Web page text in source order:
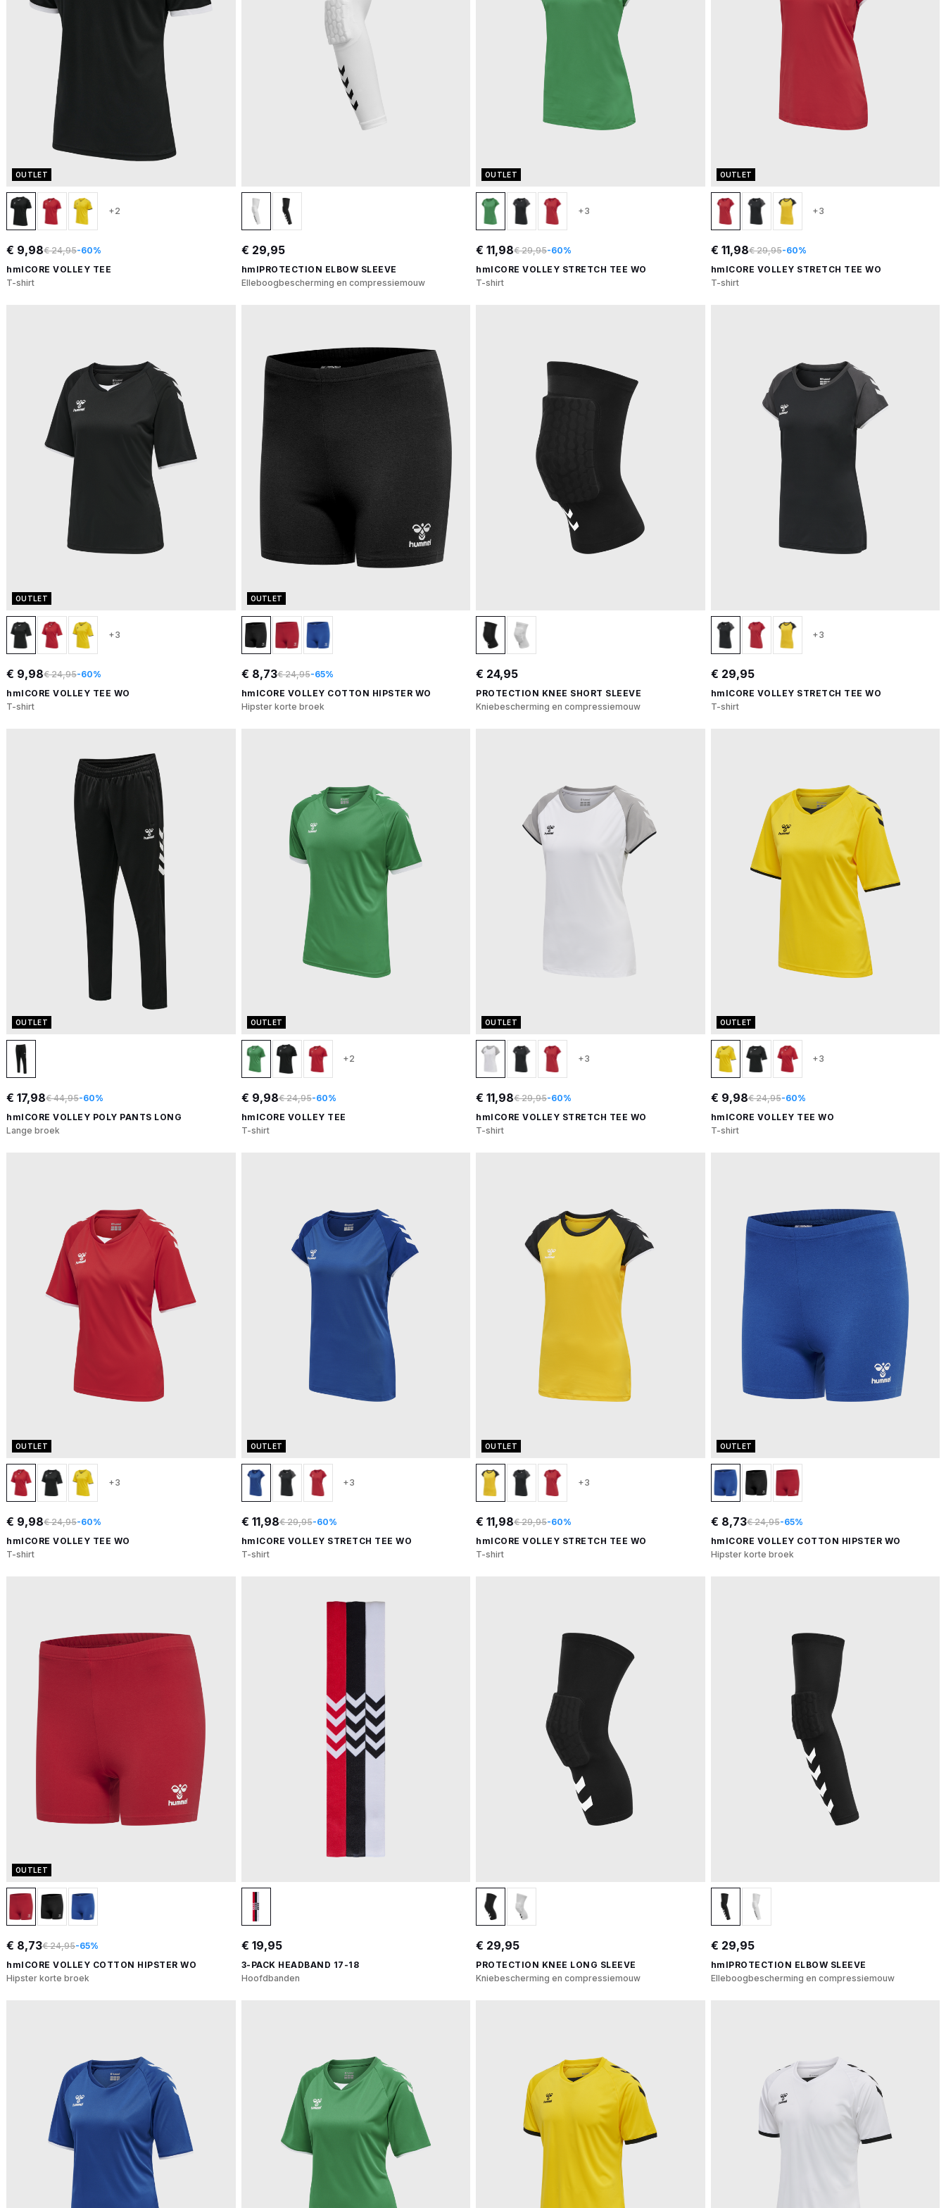
OUTLET
+2
€ 9,98€ 24,95-60%
hmlCORE VOLLEY TEE
T-shirt
€ 29,95
hmlPROTECTION ELBOW SLEEVE
Elleboogbescherming en compressiemouw
OUTLET
+3
€ 11,98€ 29,95-60%
hmlCORE VOLLEY STRETCH TEE WO
T-shirt
OUTLET
+3
€ 11,98€ 29,95-60%
hmlCORE VOLLEY STRETCH TEE WO
T-shirt
OUTLET
+3
€ 9,98€ 24,95-60%
hmlCORE VOLLEY TEE WO
T-shirt
OUTLET
€ 8,73€ 24,95-65%
hmlCORE VOLLEY COTTON HIPSTER WO
Hipster korte broek
€ 24,95
PROTECTION KNEE SHORT SLEEVE
Kniebescherming en compressiemouw
+3
€ 29,95
hmlCORE VOLLEY STRETCH TEE WO
T-shirt
OUTLET
€ 17,98€ 44,95-60%
hmlCORE VOLLEY POLY PANTS LONG
Lange broek
OUTLET
+2
€ 9,98€ 24,95-60%
hmlCORE VOLLEY TEE
T-shirt
OUTLET
+3
€ 11,98€ 29,95-60%
hmlCORE VOLLEY STRETCH TEE WO
T-shirt
OUTLET
+3
€ 9,98€ 24,95-60%
hmlCORE VOLLEY TEE WO
T-shirt
OUTLET
+3
€ 9,98€ 24,95-60%
hmlCORE VOLLEY TEE WO
T-shirt
OUTLET
+3
€ 11,98€ 29,95-60%
hmlCORE VOLLEY STRETCH TEE WO
T-shirt
OUTLET
+3
€ 11,98€ 29,95-60%
hmlCORE VOLLEY STRETCH TEE WO
T-shirt
OUTLET
€ 8,73€ 24,95-65%
hmlCORE VOLLEY COTTON HIPSTER WO
Hipster korte broek
OUTLET
€ 8,73€ 24,95-65%
hmlCORE VOLLEY COTTON HIPSTER WO
Hipster korte broek
€ 19,95
3-PACK HEADBAND 17-18
Hoofdbanden
€ 29,95
PROTECTION KNEE LONG SLEEVE
Kniebescherming en compressiemouw
€ 29,95
hmlPROTECTION ELBOW SLEEVE
Elleboogbescherming en compressiemouw